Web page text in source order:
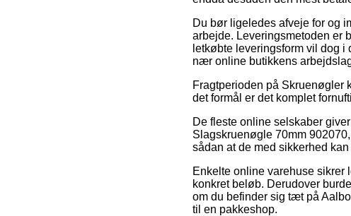
Du bør ligeledes afveje for og
arbejde. Leveringsmetoden er
letkøbte leveringsform vil dog
nær online butikkens
Fragtperioden på Skruenøgler
det formål er det komplet
De fleste online selskaber
Slagskruenøgle 70mm
sådan at de med sikkerhed
Enkelte online varehuse
konkret beløb. Derudover
om du befinder sig tæt på
til en pakkeshop.